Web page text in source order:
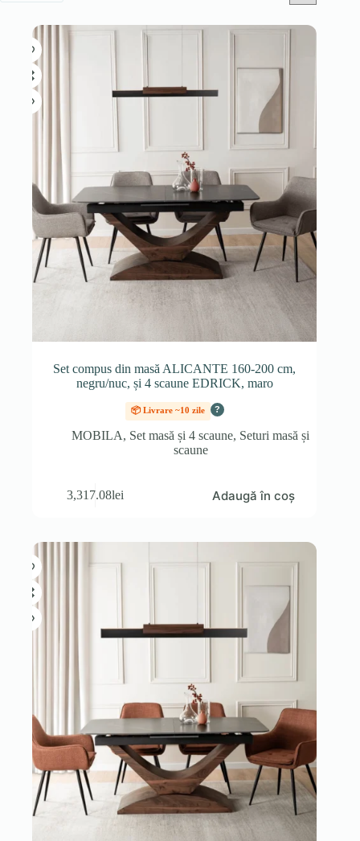
Set compus din masă ALICANTE 160-200 cm,
negru/nuc, și 4 scaune EDRICK, maro
📦 Livrare ~10 zile ?
MOBILA, Set masă și 4 scaune, Seturi masă și
scaune
3,317.08lei Adaugă în coș